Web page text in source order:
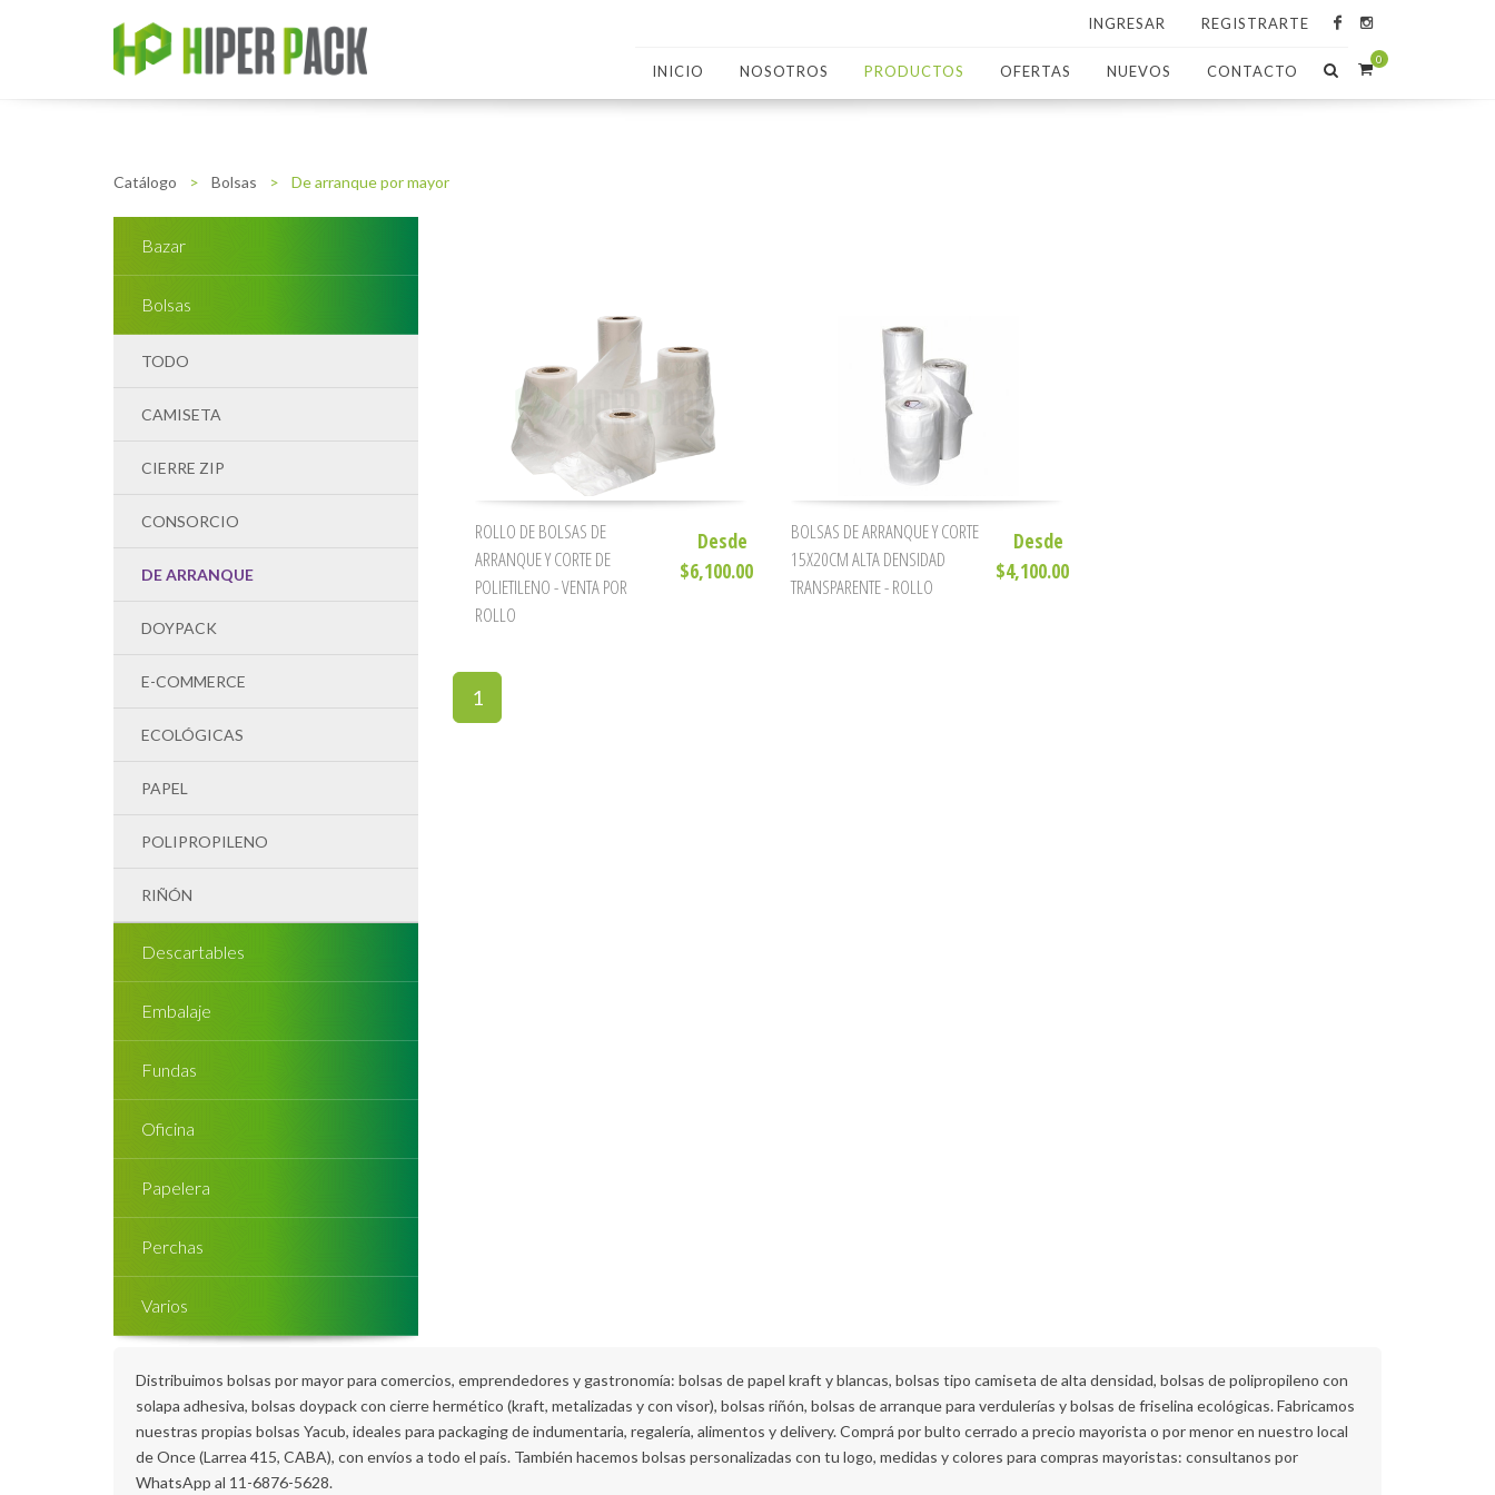
INGRESAR REGISTRARTE
INICIO NOSOTROS PRODUCTOS OFERTAS NUEVOS CONTACTO
0
Catálogo > Bolsas > De arranque por mayor
Bazar
Bolsas
TODO
CAMISETA
CIERRE ZIP
CONSORCIO
DE ARRANQUE
DOYPACK
E-COMMERCE
ECOLÓGICAS
PAPEL
POLIPROPILENO
RIÑÓN
Descartables
Embalaje
Fundas
Oficina
Papelera
Perchas
Varios
ROLLO DE BOLSAS DE
ARRANQUE Y CORTE DE
POLIETILENO - VENTA POR
ROLLO
Desde
$6,100.00
BOLSAS DE ARRANQUE Y CORTE
15X20CM ALTA DENSIDAD
TRANSPARENTE - ROLLO
Desde
$4,100.00
1
Distribuimos bolsas por mayor para comercios, emprendedores y gastronomía: bolsas de papel kraft y blancas, bolsas tipo camiseta de alta densidad, bolsas de polipropileno con
solapa adhesiva, bolsas doypack con cierre hermético (kraft, metalizadas y con visor), bolsas riñón, bolsas de arranque para verdulerías y bolsas de friselina ecológicas. Fabricamos
nuestras propias bolsas Yacub, ideales para packaging de indumentaria, regalería, alimentos y delivery. Comprá por bulto cerrado a precio mayorista o por menor en nuestro local
de Once (Larrea 415, CABA), con envíos a todo el país. También hacemos bolsas personalizadas con tu logo, medidas y colores para compras mayoristas: consultanos por
WhatsApp al 11-6876-5628.